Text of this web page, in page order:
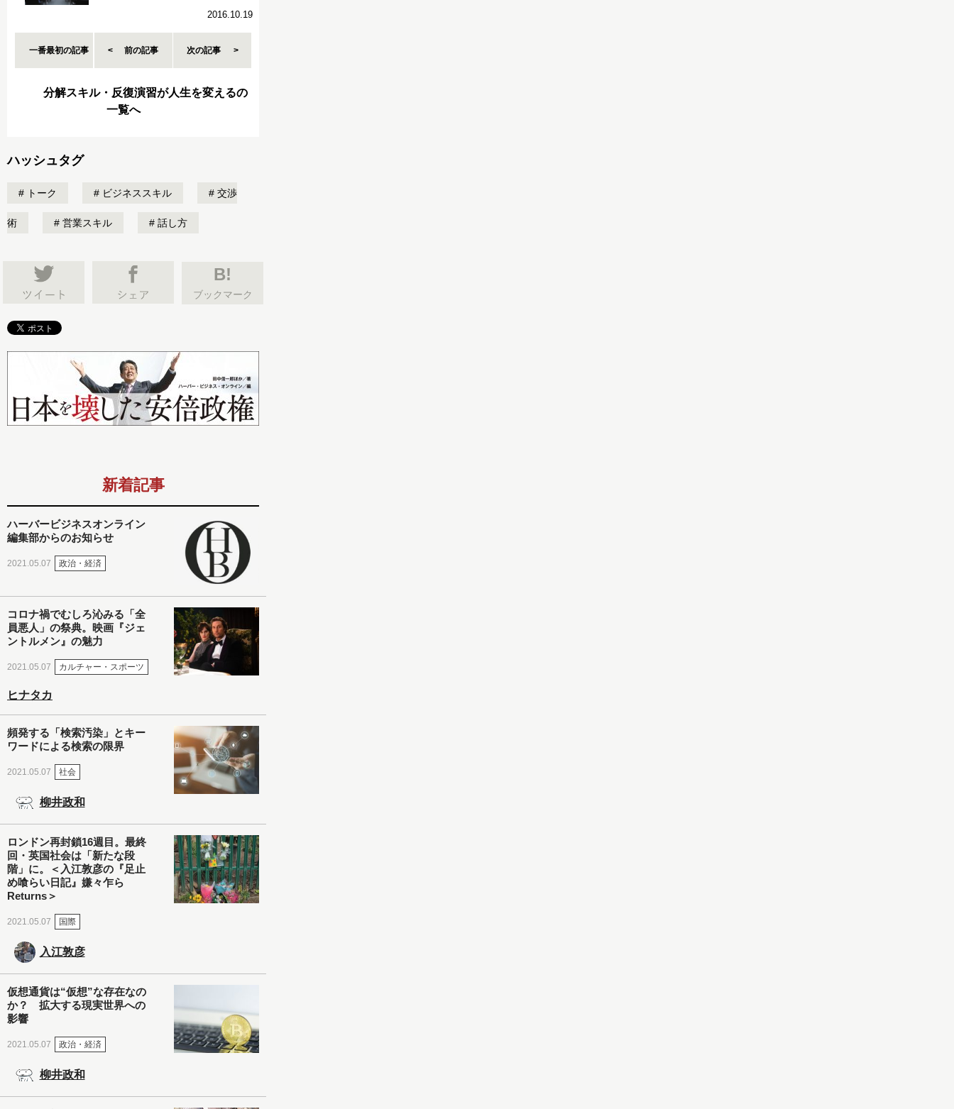
2016.10.19
一番最初の記事 前の記事 次の記事
分解スキル・反復演習が人生を変えるの
一覧へ
ハッシュタグ
トーク ビジネススキル 交渉
術 営業スキル 話し方
B!
ブックマーク
新着記事
ハーバービジネスオンライン
編集部からのお知らせ
2021.05.07 政治・経済
コロナ禍でむしろ沁みる「全
員悪人」の祭典。映画『ジェ
ントルメン』の魅力
2021.05.07 カルチャー・スポーツ
ヒナタカ
頻発する「検索汚染」とキー
ワードによる検索の限界
2021.05.07 社会
柳井政和
ロンドン再封鎖16週目。最終
回・英国社会は「新たな段
階」に。＜入江敦彦の『足止
め喰らい日記』嫌々乍ら
Returns＞
2021.05.07 国際
入江敦彦
仮想通貨は“仮想”な存在なの
か？ 拡大する現実世界への
影響
2021.05.07 政治・経済
柳井政和